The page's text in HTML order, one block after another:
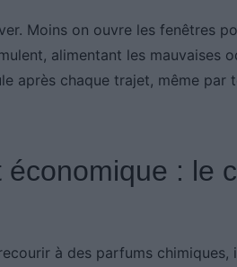
Moins on ouvre les fenêtres
alimentant les mauvaises
après chaque trajet, même par
: le
à des parfums chimiques,